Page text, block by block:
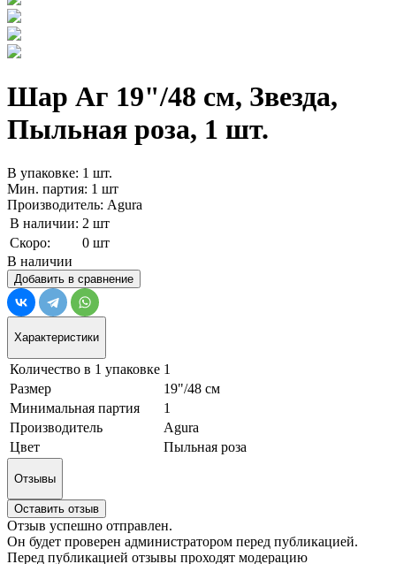
Шар Аг 19"/48 см, Звезда,
Пыльная роза, 1 шт.
В упаковке: 1 шт.
Мин. партия: 1 шт
Производитель: Agura
В наличии: 2 шт
Скоро:
0 шт
В наличии
Добавить в сравнение
Характеристики
Количество в 1 упаковке 1
Размер
19"/48 см
Минимальная партия
1
Производитель
Agura
Цвет
Пыльная роза
Отзывы
Оставить отзыв
Отзыв успешно отправлен.
Он будет проверен администратором перед публикацией.
Перед публикацией отзывы проходят модерацию